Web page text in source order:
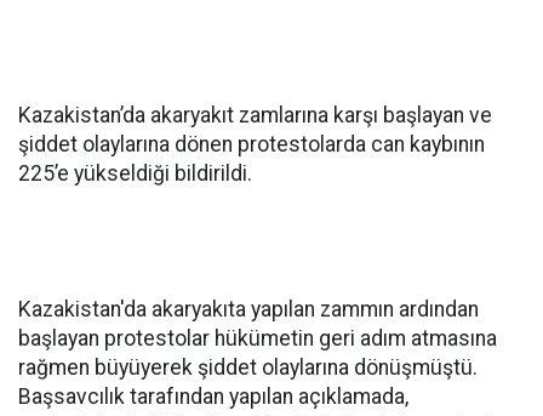
Kazakistan’da akaryakıt zamlarına karşı başlayan ve
şiddet olaylarına dönen protestolarda can kaybının
225’e yükseldiği bildirildi.
Kazakistan'da akaryakıta yapılan zammın ardından
başlayan protestolar hükümetin geri adım atmasına
rağmen büyüyerek şiddet olaylarına dönüşmüştü.
Başsavcılık tarafından yapılan açıklamada,